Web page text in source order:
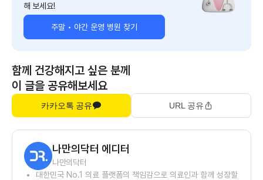
해 보세요!
주말 • 야간 운영 병원 찾기
함께 건강해지고 싶은 분께
이 글을 공유해보세요
카카오톡 공유 URL 공유
나만의닥터 에디터
나만의닥터
대한민국 No.1 의료 플랫폼의 책임감으로 의료인과 함께 성장할